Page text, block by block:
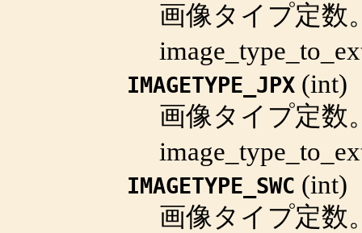
画像タイプ定数
IMAGETYPE_JPX (int)
画像タイプ定数
IMAGETYPE_SWC (int)
画像タイプ定数